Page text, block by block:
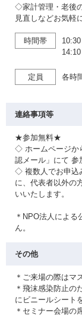
◇家計管理・老後
見直しなどお気軽
時間帯
定員 各時
連絡事項等
★参加無料★
◇ ホームページか
認メール」にて 参
◇ 複数人でお申込
に、代表者以外の
いいたします。
＊NPO法人によ
ん。
その他
＊ご来場の際はマ
＊飛沫感染防止の
にビニールシート
＊セミナー会場の